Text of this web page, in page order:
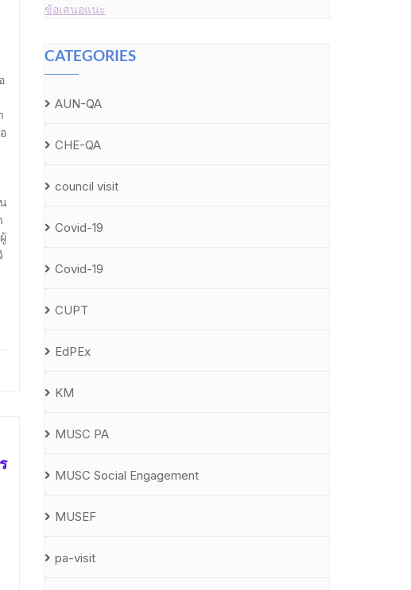
ข้อเสนอแนะ
CATEGORIES
AUN-QA
CHE-QA
council visit
Covid-19
Covid-19
CUPT
EdPEx
KM
MUSC PA
MUSC Social Engagement
MUSEF
pa-visit